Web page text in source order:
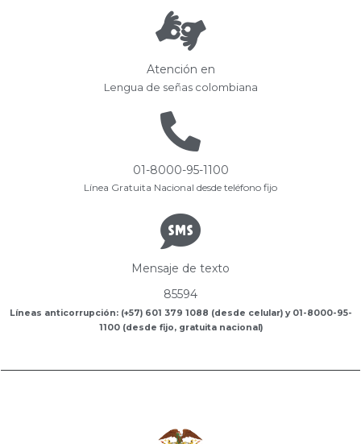
Atención en
Lengua de señas colombiana
01-8000-95-1100
Línea Gratuita Nacional desde teléfono fijo
Mensaje de texto
85594
Líneas anticorrupción: (+57) 601 379 1088 (desde celular) y 01-8000-95-
1100 (desde fijo, gratuita nacional)